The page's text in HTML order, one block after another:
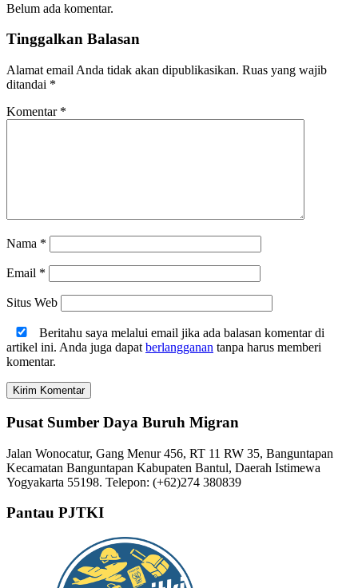
Belum ada komentar.
Tinggalkan Balasan
Alamat email Anda tidak akan dipublikasikan. Ruas yang wajib
ditandai *
Komentar *
Nama *
Email *
Situs Web
Beritahu saya melalui email jika ada balasan komentar di
artikel ini. Anda juga dapat berlangganan tanpa harus memberi
komentar.
Pusat Sumber Daya Buruh Migran
Jalan Wonocatur, Gang Menur 456, RT 11 RW 35, Banguntapan
Kecamatan Banguntapan Kabupaten Bantul, Daerah Istimewa
Yogyakarta 55198. Telepon: (+62)274 380839
Pantau PJTKI